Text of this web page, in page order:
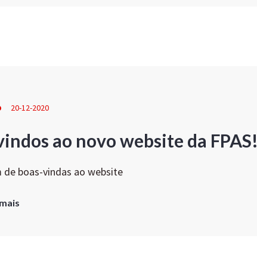
20-12-2020
ao novo website da FPAS!
de boas-vindas ao website